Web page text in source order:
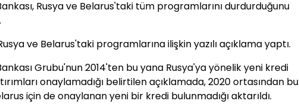
Rusya ve Belarus'taki tüm programlarını durdurduğunu
ve Belarus'taki programlarına ilişkin yazılı açıklama yaptı.
Grubu'nun 2014'ten bu yana Rusya'ya yönelik yeni kredi
onaylamadığı belirtilen açıklamada, 2020 ortasından bu
için de onaylanan yeni bir kredi bulunmadığı aktarıldı.